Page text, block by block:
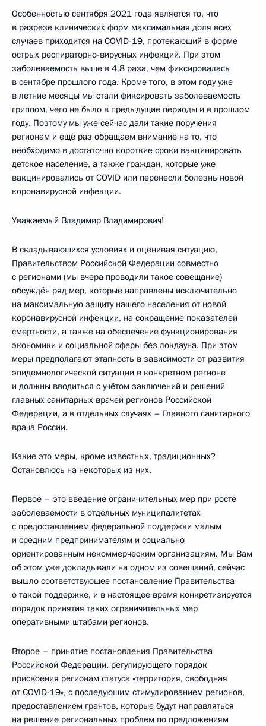
Особенностью сентября 2021 года является то, что
в разрезе клинических форм максимальная доля всех
случаев приходится на COVID-19, протекающий в форме
острых респираторно-вирусных инфекций. При этом
заболеваемость выше в 4,8 раза, чем фиксировалась
в сентябре прошлого года. Кроме того, в этом году уже
в летние месяцы мы стали фиксировать заболеваемость
гриппом, чего не было в предыдущие периоды и в прошлом
году. Поэтому мы уже сейчас дали такие поручения
регионам и ещё раз обращаем внимание на то, что
необходимо в достаточно короткие сроки вакцинировать
детское население, а также граждан, которые уже
вакцинировались от COVID или перенесли болезнь новой
коронавирусной инфекции.
Уважаемый Владимир Владимирович!
В складывающихся условиях и оценивая ситуацию,
Правительством Российской Федерации совместно
с регионами (мы вчера проводили такое совещание)
обсуждён ряд мер, которые направлены исключительно
на максимальную защиту нашего населения от новой
коронавирусной инфекции, на сокращение показателей
смертности, а также на обеспечение функционирования
экономики и социальной сферы без локдауна. При этом
меры предполагают этапность в зависимости от развития
эпидемиологической ситуации в конкретном регионе
и должны вводиться с учётом заключений и решений
главных санитарных врачей регионов Российской
Федерации, а в отдельных случаях – Главного санитарного
врача России.
Какие это меры, кроме известных, традиционных?
Остановлюсь на некоторых из них.
Первое – это введение ограничительных мер при росте
заболеваемости в отдельных муниципалитетах
с предоставлением федеральной поддержки малым
и средним предпринимателям и социально
ориентированным некоммерческим организациям. Мы Вам
об этом уже докладывали на одном из совещаний, сейчас
вышло соответствующее постановление Правительства
о такой поддержке, и в настоящее время конкретизируется
порядок принятия таких ограничительных мер
оперативными штабами регионов.
Второе – принятие постановления Правительства
Российской Федерации, регулирующего порядок
присвоения регионам статуса «территория, свободная
от COVID-19», с последующим стимулированием регионов,
предоставлением грантов, которые будут направляться
на решение региональных проблем по предложениям